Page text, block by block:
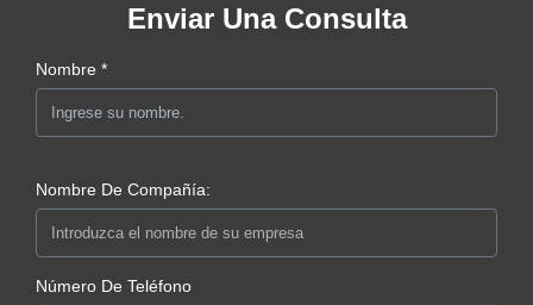
Enviar Una Consulta
Nombre *
Nombre De Compañía:
Número De Teléfono